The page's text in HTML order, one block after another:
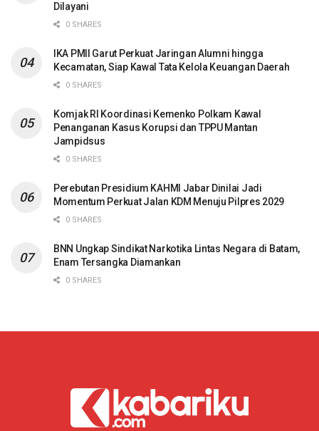
Dilayani
0 SHARES
IKA PMII Garut Perkuat Jaringan Alumni hingga
Kecamatan, Siap Kawal Tata Kelola Keuangan Daerah
0 SHARES
Komjak RI Koordinasi Kemenko Polkam Kawal
Penanganan Kasus Korupsi dan TPPU Mantan
Jampidsus
0 SHARES
Perebutan Presidium KAHMI Jabar Dinilai Jadi
Momentum Perkuat Jalan KDM Menuju Pilpres 2029
0 SHARES
BNN Ungkap Sindikat Narkotika Lintas Negara di Batam,
Enam Tersangka Diamankan
0 SHARES